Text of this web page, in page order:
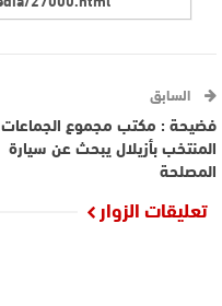
السابق
فضيحة : مكتب مجموع الجماعات
المنتخب بأزيلال يبحث عن سيارة
المصلحة
تعليقات الزوار